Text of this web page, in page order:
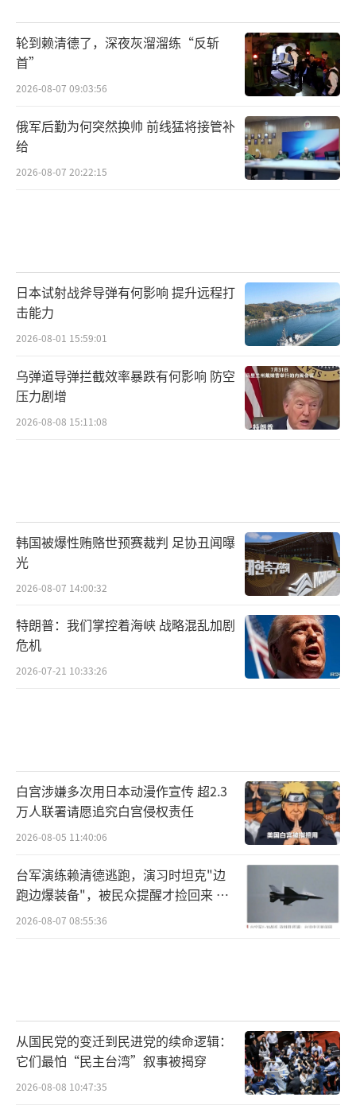
轮到赖清德了，深夜灰溜溜练“反斩
首”
2026-08-07 09:03:56
俄军后勤为何突然换帅 前线猛将接管补
给
2026-08-07 20:22:15
日本试射战斧导弹有何影响 提升远程打
击能力
2026-08-01 15:59:01
乌弹道导弹拦截效率暴跌有何影响 防空
压力剧增
2026-08-08 15:11:08
韩国被爆性贿赂世预赛裁判 足协丑闻曝
光
2026-08-07 14:00:32
特朗普：我们掌控着海峡 战略混乱加剧
危机
2026-07-21 10:33:26
白宫涉嫌多次用日本动漫作宣传 超2.3
万人联署请愿追究白宫侵权责任
2026-08-05 11:40:06
台军演练赖清德逃跑，演习时坦克"边
跑边爆装备"，被民众提醒才捡回来 演
习状况频出引发关注
2026-08-07 08:55:36
从国民党的变迁到民进党的续命逻辑：
它们最怕“民主台湾”叙事被揭穿
2026-08-08 10:47:35